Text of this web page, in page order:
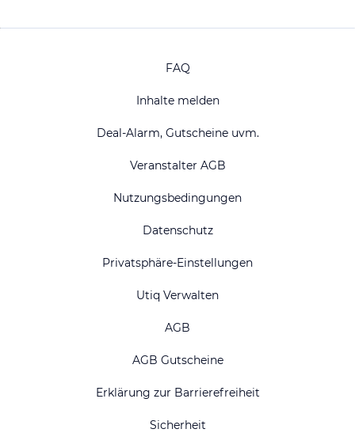
FAQ
Inhalte melden
Deal-Alarm, Gutscheine uvm.
Veranstalter AGB
Nutzungsbedingungen
Datenschutz
Privatsphäre-Einstellungen
Utiq Verwalten
AGB
AGB Gutscheine
Erklärung zur Barrierefreiheit
Sicherheit